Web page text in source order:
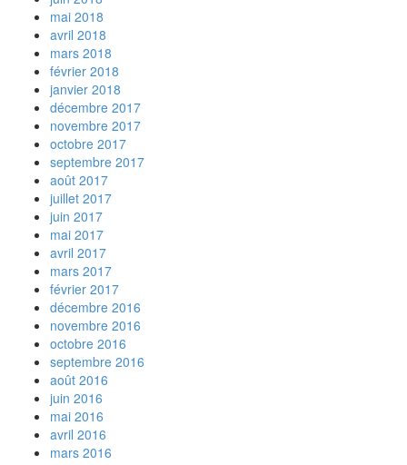
mai 2018
avril 2018
mars 2018
février 2018
janvier 2018
décembre 2017
novembre 2017
octobre 2017
septembre 2017
août 2017
juillet 2017
juin 2017
mai 2017
avril 2017
mars 2017
février 2017
décembre 2016
novembre 2016
octobre 2016
septembre 2016
août 2016
juin 2016
mai 2016
avril 2016
mars 2016